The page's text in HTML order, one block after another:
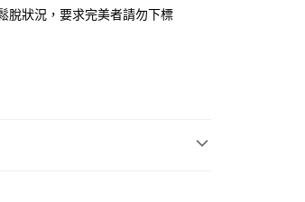
脫狀況，要求完美者請勿下標